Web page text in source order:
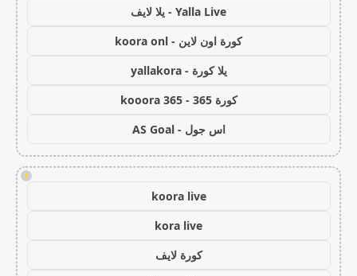
Yalla Live - يلا لايف
كورة اون لاين - koora onl
يلا كورة - yallakora
كورة 365 - kooora 365
اس جول - AS Goal
!
koora live
kora live
كورة لايف